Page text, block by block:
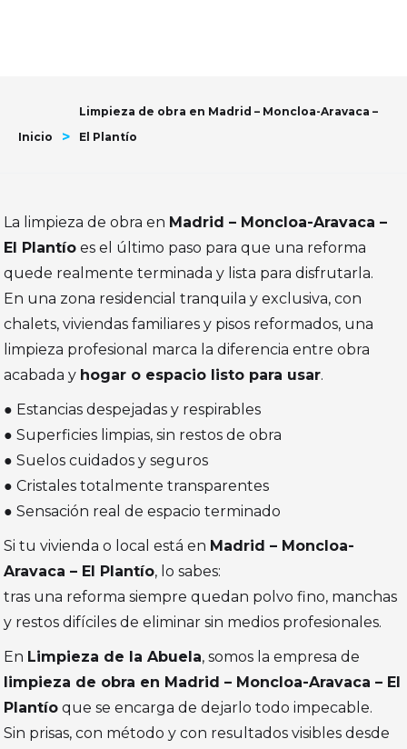
Inicio >
Limpieza de obra en Madrid – Moncloa-Aravaca –
El Plantío
La limpieza de obra en Madrid – Moncloa-Aravaca –
El Plantío es el último paso para que una reforma
quede realmente terminada y lista para disfrutarla.
En una zona residencial tranquila y exclusiva, con
chalets, viviendas familiares y pisos reformados, una
limpieza profesional marca la diferencia entre obra
acabada y hogar o espacio listo para usar.
● Estancias despejadas y respirables
● Superficies limpias, sin restos de obra
● Suelos cuidados y seguros
● Cristales totalmente transparentes
● Sensación real de espacio terminado
Si tu vivienda o local está en Madrid – Moncloa-
Aravaca – El Plantío, lo sabes:
tras una reforma siempre quedan polvo fino, manchas
y restos difíciles de eliminar sin medios profesionales.
En Limpieza de la Abuela, somos la empresa de
limpieza de obra en Madrid – Moncloa-Aravaca – El
Plantío que se encarga de dejarlo todo impecable.
Sin prisas, con método y con resultados visibles desde